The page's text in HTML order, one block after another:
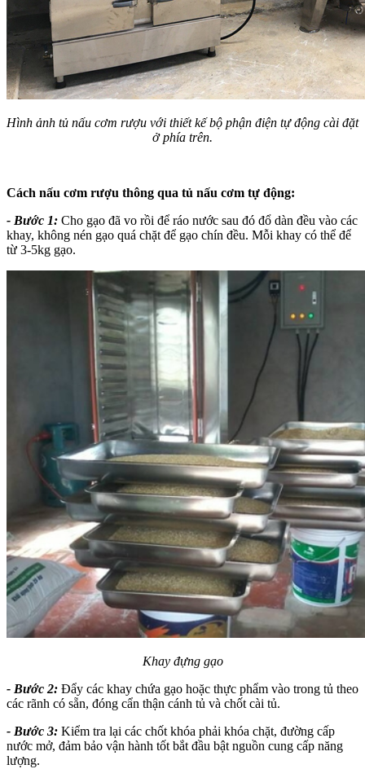
Hình ảnh tủ nấu cơm rượu với thiết kế bộ phận điện tự động cài đặt
ở phía trên.
Cách nấu cơm rượu thông qua tủ nấu cơm tự động:
- Bước 1: Cho gạo đã vo rồi để ráo nước sau đó đổ dàn đều vào các
khay, không nén gạo quá chặt để gạo chín đều. Mỗi khay có thể để
từ 3-5kg gạo.
Khay đựng gạo
- Bước 2: Đẩy các khay chứa gạo hoặc thực phẩm vào trong tủ theo
các rãnh có sẵn, đóng cẩn thận cánh tủ và chốt cài tủ.
- Bước 3: Kiểm tra lại các chốt khóa phải khóa chặt, đường cấp
nước mở, đảm bảo vận hành tốt bắt đầu bật nguồn cung cấp năng
lượng.